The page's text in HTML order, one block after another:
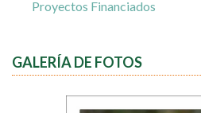
Proyectos Financiados
GALERÍA DE FOTOS